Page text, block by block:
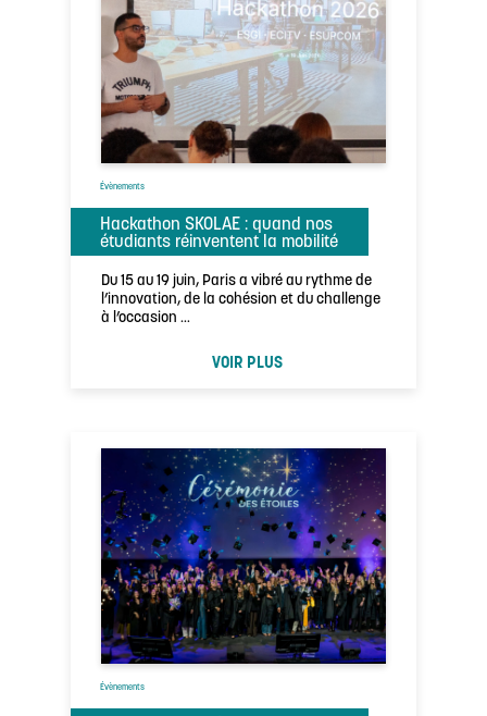
Évènements
Hackathon SKOLAE : quand nos
étudiants réinventent la mobilité
Du 15 au 19 juin, Paris a vibré au rythme de
l’innovation, de la cohésion et du challenge
à l’occasion …
VOIR PLUS
Évènements